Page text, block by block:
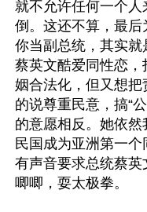
就不允许任何一个
倒。这还不算，最
你当副总统，其实就
蔡英文酷爱同性恋
姻合法化，但又想
的说尊重民意，搞“
的意愿相反。她依
民国成为亚洲第一
有声音要求总统蔡
唧唧，耍太极拳。